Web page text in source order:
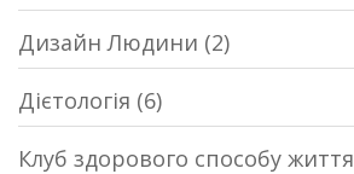
Дизайн Людини (2)
Дієтологія (6)
Клуб здорового способу життя